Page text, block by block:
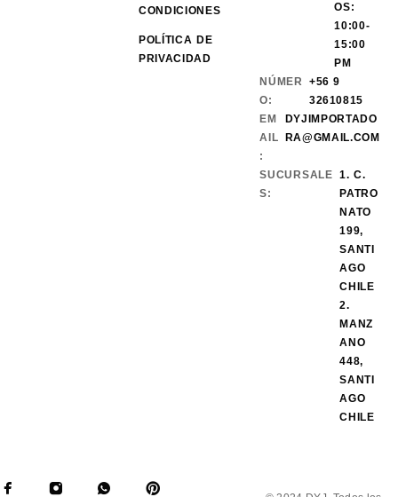
CONDICIONES
POLÍTICA DE
PRIVACIDAD
OS:
10:00-
15:00
PM
NÚMER
O:
+56 9
32610815
EM
AIL
:
DYJIMPORTADO
RA@GMAIL.COM
SUCURSALE
S:
1. C.
PATRO
NATO
199,
SANTI
AGO
CHILE
2.
MANZ
ANO
448,
SANTI
AGO
CHILE